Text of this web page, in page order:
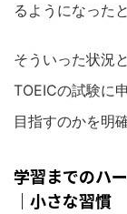
るようになった
そういった状況
TOEICの試験に
目指すのかを明
学習までのハ
｜小さな習慣